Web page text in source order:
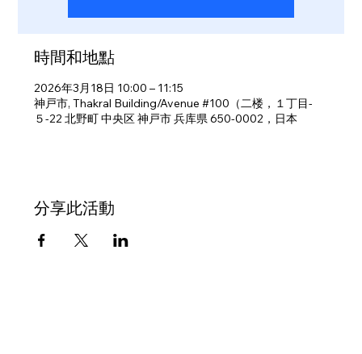
時間和地點
2026年3月18日 10:00 – 11:15
神戸市, Thakral Building/Avenue #100（二楼，１丁目-
５-22 北野町 中央区 神戸市 兵库県 650-0002，日本
分享此活動